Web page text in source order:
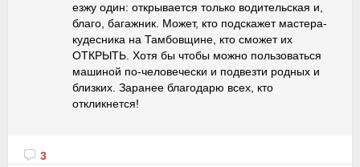
езжу один: открывается только водительская и,
благо, багажник. Может, кто подскажет мастера-
кудесника на Тамбовщине, кто сможет их
ОТКРЫТЬ. Хотя бы чтобы можно пользоваться
машиной по-человечески и подвезти родных и
близких. Заранее благодарю всех, кто
откликнется!
3